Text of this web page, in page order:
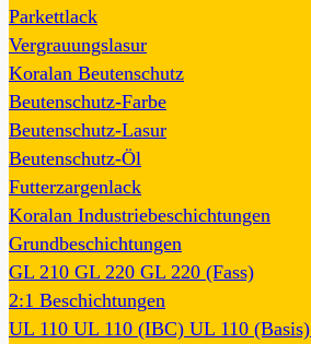
Parkettlack
Vergrauungslasur
Koralan Beutenschutz
Beutenschutz-Farbe
Beutenschutz-Lasur
Beutenschutz-Öl
Futterzargenlack
Koralan Industriebeschichtungen
Grundbeschichtungen
GL 210 GL 220 GL 220 (Fass)
2:1 Beschichtungen
UL 110 UL 110 (IBC) UL 110 (Basis)